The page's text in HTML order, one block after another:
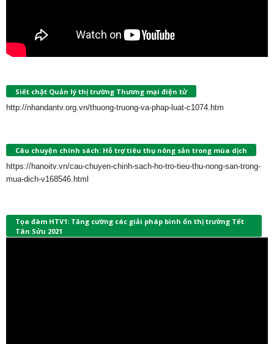
Siết chặt Quản lý thị trường Thương mại điện tử
http://nhandantv.org.vn/thuong-truong-va-phap-luat-c1074.htm
Câu chuyện chính sách: Hỗ trợ tiêu thụ nông sản trong mùa dịch
https://hanoitv.vn/cau-chuyen-chinh-sach-ho-tro-tieu-thu-nong-san-trong-
mua-dich-v168546.html
Tọa đàm HTV1: Tăng cường các giải pháp bình ổn thị trường Tết
Tân Sửu 2021